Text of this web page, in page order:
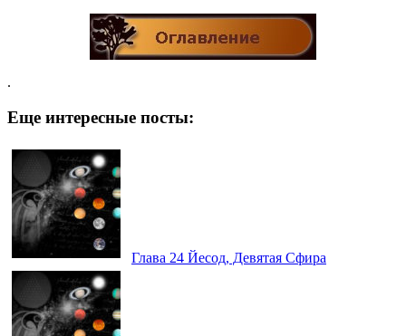
.
Еще интересные посты:
Глава 24 Йесод, Девятая Сфира